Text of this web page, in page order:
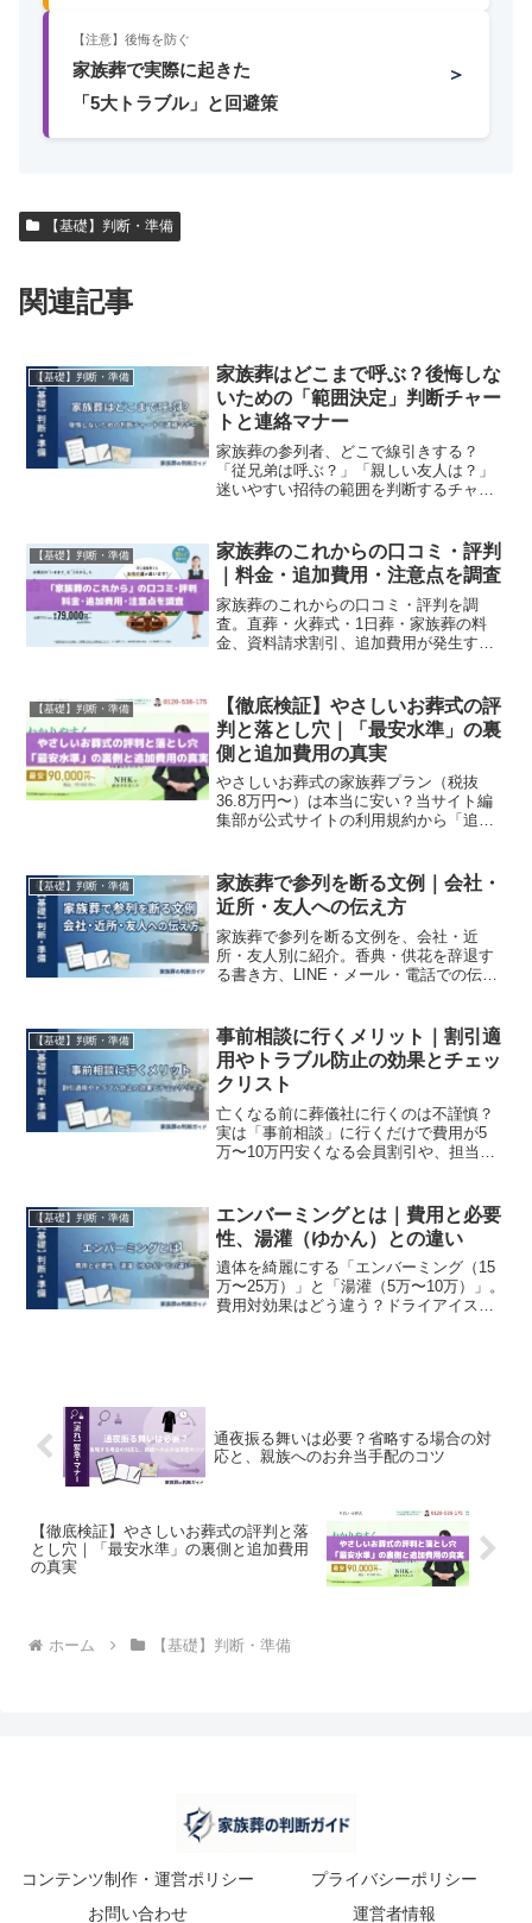
【注意】後悔を防ぐ
家族葬で実際に起きた
「5大トラブル」と回避策
＞
【基礎】判断・準備
関連記事
【基礎】判断・準備
家族葬はどこまで呼ぶ？後悔しな
いための「範囲決定」判断チャー
トと連絡マナー
家族葬の参列者、どこで線引きする？
「従兄弟は呼ぶ？」「親しい友人は？」
迷いやすい招待の範囲を判断するチャー
します。
【基礎】判断・準備
家族葬のこれからの口コミ・評判
｜料金・追加費用・注意点を調査
家族葬のこれからの口コミ・評判を調
査。直葬・火葬式・1日葬・家族葬の料
金、資料請求割引、追加費用が発生する
【基礎】判断・準備
【徹底検証】やさしいお葬式の評
判と落とし穴｜「最安水準」の裏
側と追加費用の真実
やさしいお葬式の家族葬プラン（税抜
36.8万円〜）は本当に安い？当サイト編
集部が公式サイトの利用規約から「追加
残る家族葬との比較表も掲載。見積もり
トラブルを回避し、後悔しない葬儀社選
びの判断基準がわかります。
【基礎】判断・準備
家族葬で参列を断る文例｜会社・
近所・友人への伝え方
家族葬で参列を断る文例を、会社・近
所・友人別に紹介。香典・供花を辞退す
る書き方、LINE・メール・電話での伝え
【基礎】判断・準備
事前相談に行くメリット｜割引適
用やトラブル防止の効果とチェッ
クリスト
亡くなる前に葬儀社に行くのは不謹慎？
実は「事前相談」に行くだけで費用が5
万〜10万円安くなる会員割引や、担当者
【基礎】判断・準備
エンバーミングとは｜費用と必要
性、湯灌（ゆかん）との違い
遺体を綺麗にする「エンバーミング（15
万〜25万）」と「湯灌（5万〜10万）」。
費用対効果はどう違う？ドライアイス不
通夜振る舞いは必要？省略する場合の対
応と、親族へのお弁当手配のコツ
【徹底検証】やさしいお葬式の評判と落
とし穴｜「最安水準」の裏側と追加費用
の真実
ホーム 【基礎】判断・準備
コンテンツ制作・運営ポリシー
プライバシーポリシー
お問い合わせ
運営者情報